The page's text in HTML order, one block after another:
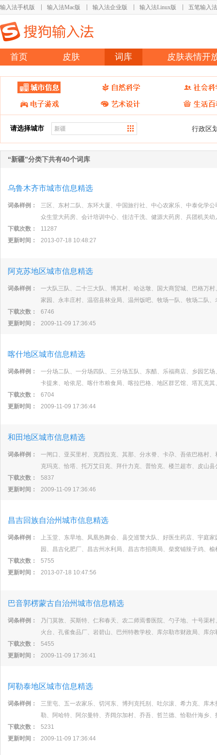
输入法手机版 输入法Mac版 输入法企业版 输入法Linux版 五笔输入法
首页 皮肤 词库 皮肤表情开
请选择城市 行政区
“新疆”分类下共有40个词库
乌鲁木齐市城市信息精选
词条样例：
三区、东村二队、东环大厦、中国旅行社、中心农家乐、中泰化学
众生堂大药房、会计培训中心、佳洁干洗、健源大药房、兵团机关
下载次数：
11287
更新时间：
2013-07-18 10:48:27
阿克苏地区城市信息精选
词条样例：
一大队三队、二十三大队、博其村、哈达墩、国大商贸城、巴格万
家园、永丰庄村、温宿县林业局、温州饭吧、牧场一队、牧场二队
下载次数：
6746
更新时间：
2009-11-09 17:36:45
喀什地区城市信息精选
词条样例：
一分场二队、一分场四队、三分场五队、东醋、乐福商店、乡园艺
卡提来、哈依尼、喀什市粮食局、喀拉巴格、地区群艺馆、塔瓦克
下载次数：
6704
更新时间：
2009-11-09 17:36:44
和田地区城市信息精选
词条样例：
一闸口、亚买里村、克西拉克、其那、分水脊、卡尕、吾依巴格村
克玛克、恰塔、托万艾日克、拜什力克、普恰克、楼兰超市、皮山县
下载次数：
5837
更新时间：
2009-11-09 17:36:46
昌吉回族自治州城市信息精选
词条样例：
上玉堂、东旱地、凤凰热舞会、县交巡警大队、好医生药店、宇庭
园、昌吉化肥厂、昌吉州水利局、昌吉市招商局、柴窝铺辣子鸡、
下载次数：
5755
更新时间：
2013-07-18 10:47:56
巴音郭楞蒙古自治州城市信息精选
词条样例：
乃门莫敦、买斯特、仁和春天、农二师焉耆医院、勺子地、十号渠
火台、孔雀食品厂、岩碧山、巴州特教学校、库尔勒市财政局、库
下载次数：
5455
更新时间：
2009-11-09 17:36:41
阿勒泰地区城市信息精选
词条样例：
三里屯、五一农家乐、切河东、博列克托别、吐尔滚、希力克、库
勒、阿哈特、阿尔曼特、齐阔尔加村、乔吾、哲兰德、恰勒什海乡、
下载次数：
5231
更新时间：
2009-11-09 17:36:44